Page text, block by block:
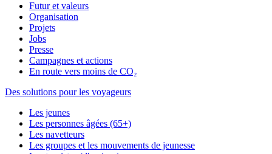
Futur et valeurs
Organisation
Projets
Jobs
Presse
Campagnes et actions
En route vers moins de CO₂
Des solutions pour les voyageurs
Les jeunes
Les personnes âgées (65+)
Les navetteurs
Les groupes et les mouvements de jeunesse